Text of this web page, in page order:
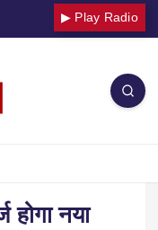
▶ Play Radio
होगा नया